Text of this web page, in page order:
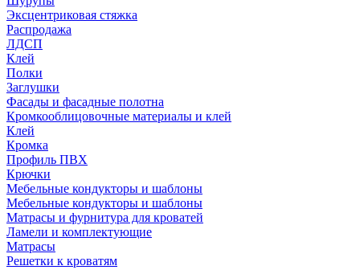
Эксцентриковая стяжка
Распродажа
ЛДСП
Клей
Полки
Заглушки
Фасады и фасадные полотна
Кромкооблицовочные материалы и клей
Клей
Кромка
Профиль ПВХ
Крючки
Мебельные кондукторы и шаблоны
Мебельные кондукторы и шаблоны
Матрасы и фурнитура для кроватей
Ламели и комплектующие
Матрасы
Решетки к кроватям